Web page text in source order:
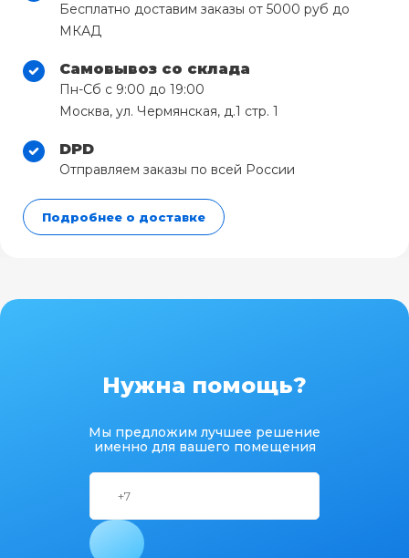
Бесплатно доставим заказы от 5000 руб до
МКАД
Самовывоз со склада
Пн-Сб с 9:00 до 19:00
Москва, ул. Чермянская, д.1 стр. 1
DPD
Отправляем заказы по всей России
Подробнее о доставке
Нужна помощь?
Мы предложим лучшее решение
именно для вашего помещения